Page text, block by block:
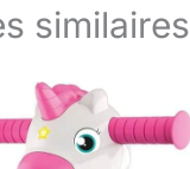
similaires